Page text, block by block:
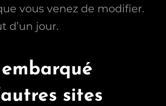
vous venez de modifier.
d’un jour.
sites